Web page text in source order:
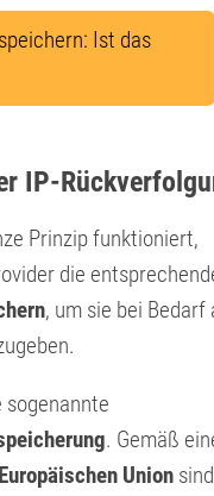
Ist das
IP-
Prinzip funktioniert,
die
, um sie bei Bedarf
sogenannte
. Gemäß
Europäischen Union